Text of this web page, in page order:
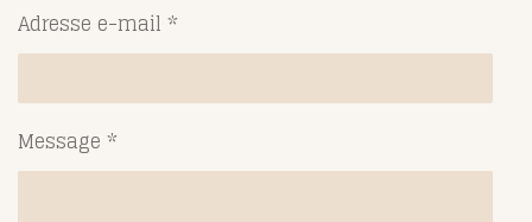
Adresse e-mail *
Message *